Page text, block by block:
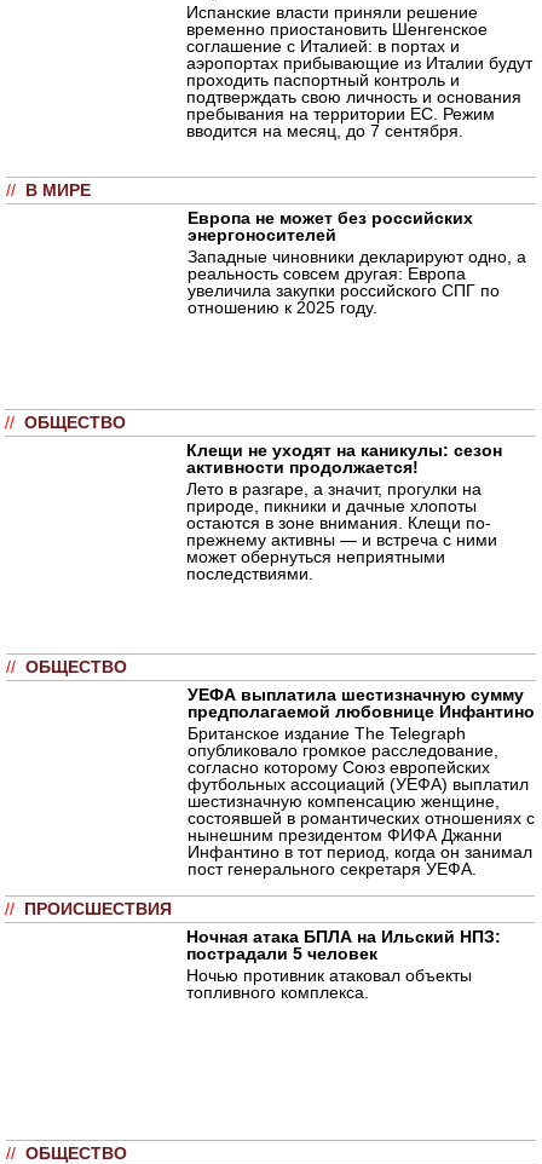
Испанские власти приняли решение
временно приостановить Шенгенское
соглашение с Италией: в портах и
аэропортах прибывающие из Италии будут
проходить паспортный контроль и
подтверждать свою личность и основания
пребывания на территории ЕС. Режим
вводится на месяц, до 7 сентября.
// В МИРЕ
Европа не может без российских
энергоносителей
Западные чиновники декларируют одно, а
реальность совсем другая: Европа
увеличила закупки российского СПГ по
отношению к 2025 году.
// ОБЩЕСТВО
Клещи не уходят на каникулы: сезон
активности продолжается!
Лето в разгаре, а значит, прогулки на
природе, пикники и дачные хлопоты
остаются в зоне внимания. Клещи по-
прежнему активны — и встреча с ними
может обернуться неприятными
последствиями.
// ОБЩЕСТВО
УЕФА выплатила шестизначную сумму
предполагаемой любовнице Инфантино
Британское издание The Telegraph
опубликовало громкое расследование,
согласно которому Союз европейских
футбольных ассоциаций (УЕФА) выплатил
шестизначную компенсацию женщине,
состоявшей в романтических отношениях с
нынешним президентом ФИФА Джанни
Инфантино в тот период, когда он занимал
пост генерального секретаря УЕФА.
// ПРОИСШЕСТВИЯ
Ночная атака БПЛА на Ильский НПЗ:
пострадали 5 человек
Ночью противник атаковал объекты
топливного комплекса.
// ОБЩЕСТВО